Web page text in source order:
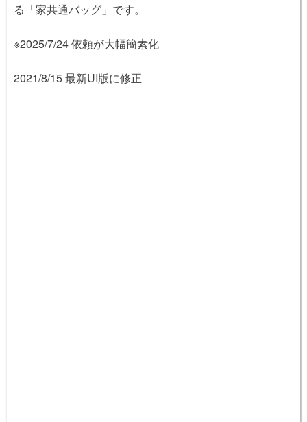
る「家共通バッグ」です。
※2025/7/24 依頼が大幅簡素化
2021/8/15 最新UI版に修正